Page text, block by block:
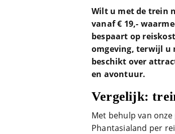
Wilt u met de trein
vanaf € 19,-
bespaart op
omgeving, terwijl u
beschikt over
en avontuur.
Vergelijk:
Met behulp van
Phantasialand per